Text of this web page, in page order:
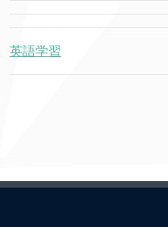
英語学習